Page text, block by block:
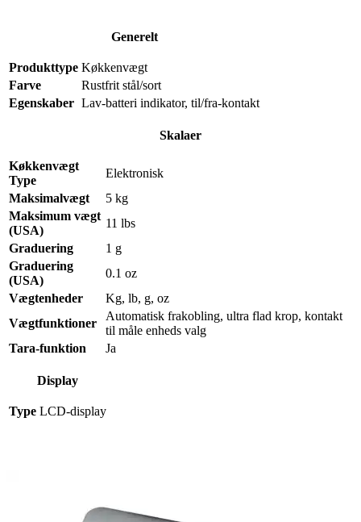
Generelt
Produkttype Køkkenvægt
Farve
Rustfrit stål/sort
Egenskaber Lav-batteri indikator, til/fra-kontakt
Skalaer
Køkkenvægt
Type
Elektronisk
Maksimalvægt
5 kg
Maksimum vægt
(USA)
11 lbs
Graduering
1 g
Graduering
(USA)
0.1 oz
Vægtenheder
Kg, lb, g, oz
Vægtfunktioner
Automatisk frakobling, ultra flad krop, kontakt
til måle enheds valg
Tara-funktion
Ja
Display
Type LCD-display